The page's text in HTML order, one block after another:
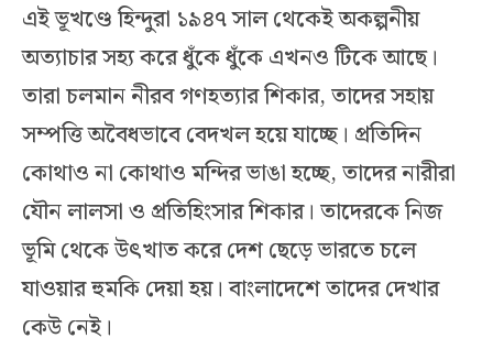
এই ভূখণ্ডে হিন্দুরা ১৯৪৭ সাল থেকেই অকল্পনীয়
অত্যাচার সহ্য করে ধুঁকে ধুঁকে এখনও টিকে আছে।
তারা চলমান নীরব গণহত্যার শিকার, তাদের সহায়
সম্পত্তি অবৈধভাবে বেদখল হয়ে যাচ্ছে। প্রতিদিন
কোথাও না কোথাও মন্দির ভাঙা হচ্ছে, তাদের নারীরা
যৌন লালসা ও প্রতিহিংসার শিকার। তাদেরকে নিজ
ভূমি থেকে উৎখাত করে দেশ ছেড়ে ভারতে চলে
যাওয়ার হুমকি দেয়া হয়। বাংলাদেশে তাদের দেখার
কেউ নেই।